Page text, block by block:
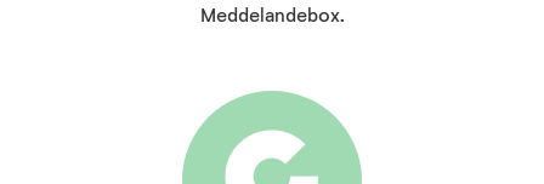
Meddelandebox.